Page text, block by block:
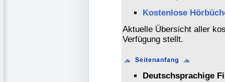
Kostenlose
Aktuelle Übersicht aller
Verfügung stellt.
Deutschsprachige